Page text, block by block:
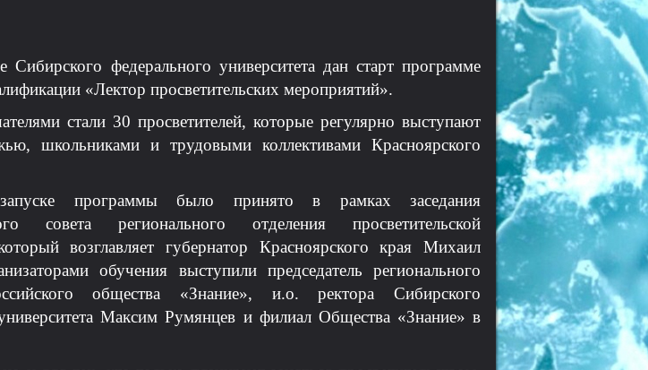
Сибирского федерального университета дан старт программе
«Лектор просветительских мероприятий».
стали 30 просветителей, которые регулярно выступают
школьниками и трудовыми коллективами Красноярского
программы было принято в рамках заседания
совета регионального отделения просветительской
возглавляет губернатор Красноярского края Михаил
обучения выступили председатель регионального
общества «Знание», и.о. ректора Сибирского
Максим Румянцев и филиал Общества «Знание» в